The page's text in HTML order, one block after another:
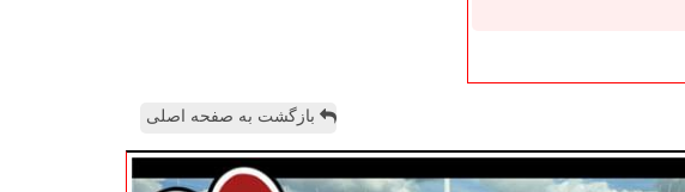
بازگشت به صفحه اصلی